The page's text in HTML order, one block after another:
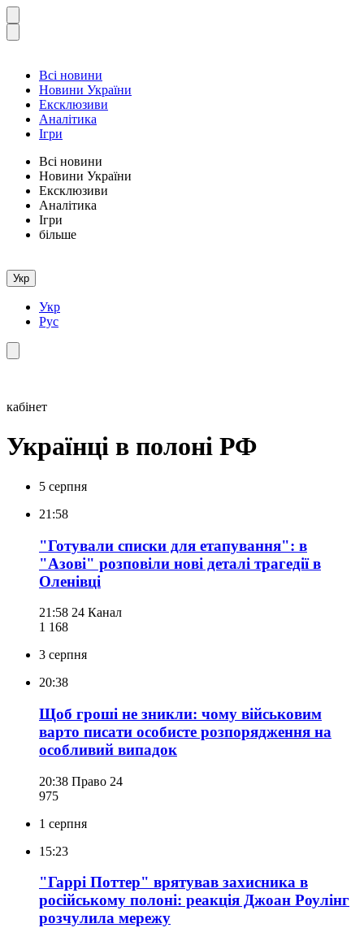
Всі новини
Новини України
Ексклюзиви
Аналітика
Ігри
Всі новини
Новини України
Ексклюзиви
Аналітика
Ігри
більше
Укр
Укр
Рус
кабінет
Українці в полоні РФ
5 серпня
21:58
"Готували списки для етапування": в
"Азові" розповіли нові деталі трагедії в
Оленівці
21:58 24 Канал
1 168
3 серпня
20:38
Щоб гроші не зникли: чому військовим
варто писати особисте розпорядження на
особливий випадок
20:38 Право 24
975
1 серпня
15:23
"Гаррі Поттер" врятував захисника в
російському полоні: реакція Джоан Роулінг
розчулила мережу